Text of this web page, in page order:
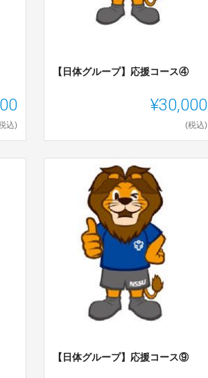
込)
【日体グループ】応援コース④
¥30,000
(税込)
【日体グループ】応援コース⑨